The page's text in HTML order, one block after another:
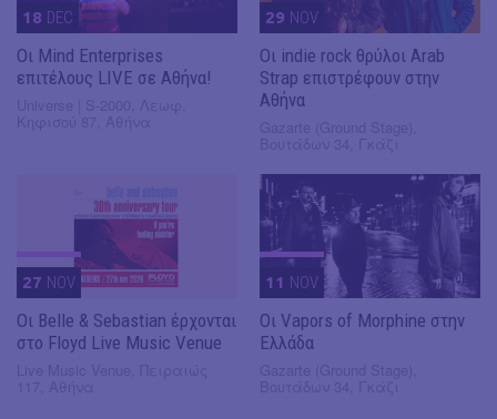
18 DEC
Οι Mind Enterprises
επιτέλους LIVE σε Αθήνα!
29 NOV
Οι indie rock θρύλοι Arab
Strap επιστρέφουν στην
Αθήνα
27 NOV
Οι Belle & Sebastian έρχονται
στο Floyd Live Music Venue
11 NOV
Οι Vapors of Morphine στην
Ελλάδα